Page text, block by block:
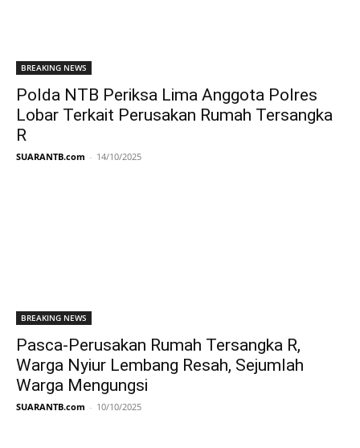
BREAKING NEWS
Polda NTB Periksa Lima Anggota Polres
Lobar Terkait Perusakan Rumah Tersangka
R
SUARANTB.com - 14/10/2025
BREAKING NEWS
Pasca-Perusakan Rumah Tersangka R,
Warga Nyiur Lembang Resah, Sejumlah
Warga Mengungsi
SUARANTB.com - 10/10/2025